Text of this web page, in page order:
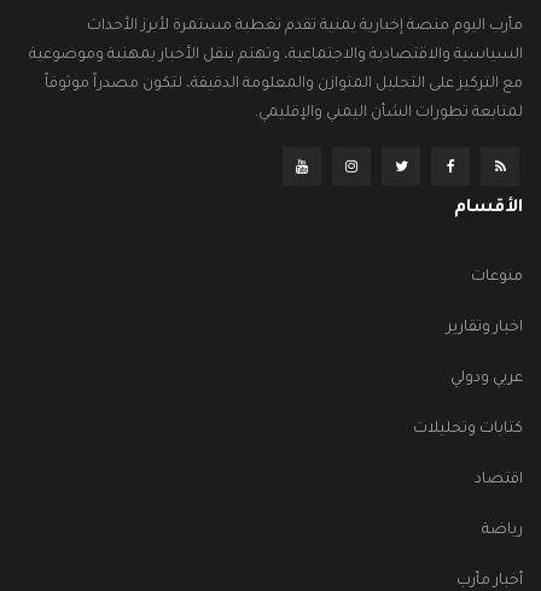
مأرب اليوم منصة إخبارية يمنية تقدم تغطية مستمرة لأبرز الأحداث
السياسية والاقتصادية والاجتماعية، وتهتم بنقل الأخبار بمهنية وموضوعية
مع التركيز على التحليل المتوازن والمعلومة الدقيقة، لتكون مصدراً موثوقاً
لمتابعة تطورات الشأن اليمني والإقليمي.
الأقسام
منوعات
اخبار وتقارير
عربي ودولي
كتابات وتحليلات
اقتصاد
رياضة
أخبار مأرب